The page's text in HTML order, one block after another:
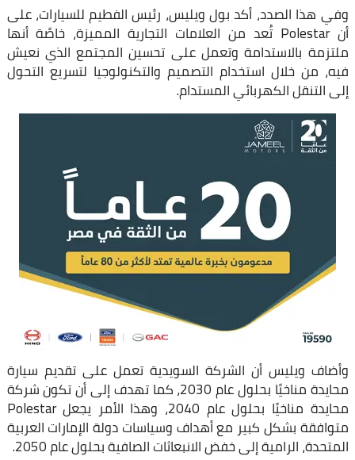
وفي هذا الصدد، أكد بول ويليس، رئيس الفطيم للسيارات، على
أن Polestar تُعد من العلامات التجارية المميزة، خاصًة أنها
ملتزمة بالاستدامة وتعمل على تحسين المجتمع الذي نعيش
فيه، من خلال استخدام التصميم والتكنولوجيا لتسريع التحول
إلى التنقل الكهربائي المستدام.
وأضاف ويليس أن الشركة السويدية تعمل على تقديم سيارة
محايدة مناخيًا بحلول عام 2030، كما تهدف إلى أن تكون شركة
محايدة مناخيًا بحلول عام 2040، وهذا الأمر يجعل Polestar
متوافقة بشكل كبير مع أهداف وسياسات دولة الإمارات العربية
المتحدة، الرامية إلى خفض الانبعاثات الصافية بحلول عام 2050.